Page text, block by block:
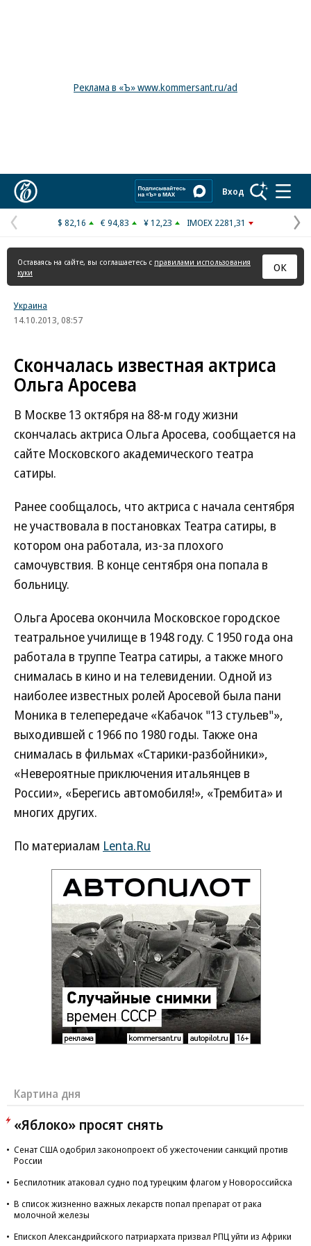
Реклама в «Ъ» www.kommersant.ru/ad
Вход
Предыдущая
страница
$ 82,16 € 94,83 ¥ 12,23 IMOEX 2281,31
Оставаясь на сайте, вы соглашаетесь с правилами использования
куки
ОК
Украина
14.10.2013, 08:57
Скончалась известная актриса
Ольга Аросева
В Москве 13 октября на 88-м году жизни
скончалась актриса Ольга Аросева, сообщается на
сайте Московского академического театра
сатиры.
Ранее сообщалось, что актриса с начала сентября
не участвовала в постановках Театра сатиры, в
котором она работала, из-за плохого
самочувствия. В конце сентября она попала в
больницу.
Ольга Аросева окончила Московское городское
театральное училище в 1948 году. С 1950 года она
работала в труппе Театра сатиры, а также много
снималась в кино и на телевидении. Одной из
наиболее известных ролей Аросевой была пани
Моника в телепередаче «Кабачок "13 стульев"»,
выходившей с 1966 по 1980 годы. Также она
снималась в фильмах «Старики-разбойники»,
«Невероятные приключения итальянцев в
России», «Берегись автомобиля!», «Трембита» и
многих других.
По материалам Lenta.Ru
Картина дня
«Яблоко» просят снять
Сенат США одобрил законопроект об ужесточении санкций против
России
Беспилотник атаковал судно под турецким флагом у Новороссийска
В список жизненно важных лекарств попал препарат от рака
молочной железы
Епископ Александрийского патриархата призвал РПЦ уйти из Африки